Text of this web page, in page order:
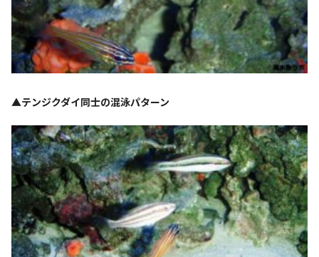
▲テンジクダイ同士の混泳パターン